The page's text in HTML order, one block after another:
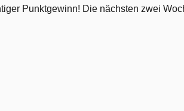
Punktgewinn! Die nächsten zwei